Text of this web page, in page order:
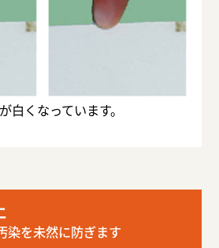
白くなっています。
染を未然に防ぎます